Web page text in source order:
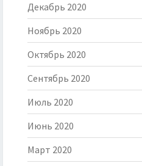
Декабрь 2020
Ноябрь 2020
Октябрь 2020
Сентябрь 2020
Июль 2020
Июнь 2020
Март 2020